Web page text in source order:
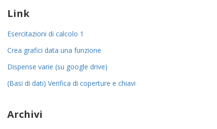
Link
Esercitazioni di calcolo 1
Crea grafici data una funzione
Dispense varie (su google drive)
(Basi di dati) Verifica di coperture e chiavi
Archivi